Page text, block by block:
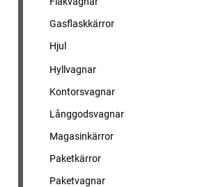
Gasflaskkärror
Hjul
Hyllvagnar
Kontorsvagnar
Långgodsvagnar
Magasinkärror
Paketkärror
Paketvagnar